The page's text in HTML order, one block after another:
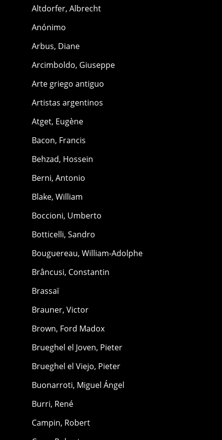
Altdorfer, Albrecht
Anónimo
Arbus, Diane
Arcimboldo, Giuseppe
Arte griego antiguo
Artistas argentinos
Atget, Eugène
Bacon, Francis
Behzad, Hossein
Berni, Antonio
Blake, William
Boccioni, Umberto
Botticelli, Sandro
Bouguereau, William-Adolphe
Brâncusi, Constantin
Brassaï
Brauner, Victor
Brown, Ford Madox
Brueghel el Joven, Pieter
Brueghel el Viejo, Pieter
Buonarroti, Miguel Ángel
Burri, René
Campin, Robert